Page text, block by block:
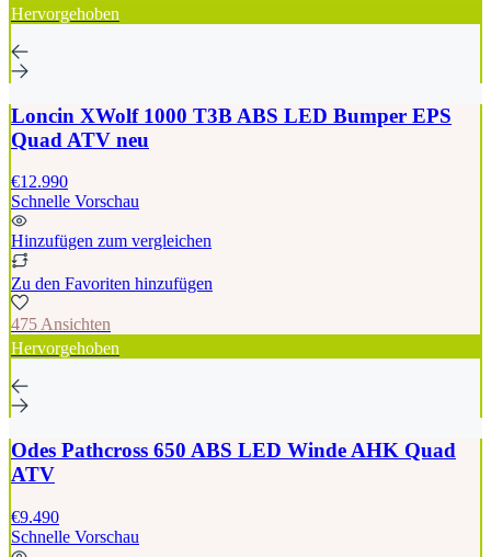
Hervorgehoben
Loncin XWolf 1000 T3B ABS LED Bumper EPS
Quad ATV neu
€12.990
Schnelle Vorschau
Hinzufügen zum vergleichen
Zu den Favoriten hinzufügen
475 Ansichten
Hervorgehoben
Odes Pathcross 650 ABS LED Winde AHK Quad
ATV
€9.490
Schnelle Vorschau